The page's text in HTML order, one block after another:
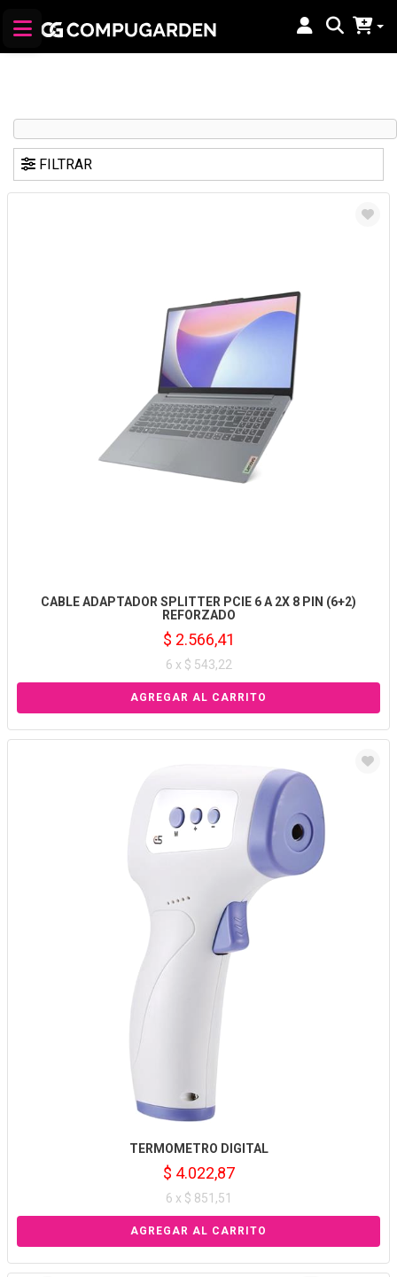
FILTRAR
CABLE ADAPTADOR SPLITTER PCIE 6 A 2X 8 PIN (6+2)
REFORZADO
$ 2.566,41
6 x $ 543,22
TERMOMETRO DIGITAL
$ 4.022,87
6 x $ 851,51